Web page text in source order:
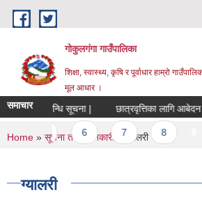
Skip to main content
गोकुलगंगा गाउँपालिका
शिक्षा, स्वास्थ्य, कृषि र पूर्वाधार हाम्रो
मूल आधार ।
समाचार
संचालन सम्बन्धि सूचना | छात्रवृत्तिका लागि आबेदन
… 6 7 8
You are here
Home » सूचना तथा जानकारी » ग्यालरी
ग्यालरी